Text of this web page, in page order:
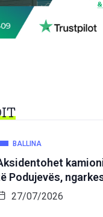
BALLINA
Podujevës,
27/07/2026